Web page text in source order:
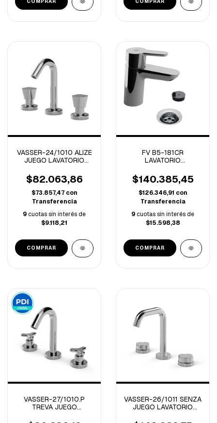
VASSER-24/1010 ALIZE
JUEGO LAVATORIO
$82.063,86
$73.857,47 con
Transferencia
9cuotas sin interés de
$9.118,21
FV B5-181CR
LAVATORIO
PUELO CROMO
$140.385,45
$126.346,91 con
Transferencia
9cuotas sin interés de
$15.598,38
VASSER-27/1010.P
TREVA JUEGO
VASSER-26/1011 SENZA
JUEGO LAVATORIO